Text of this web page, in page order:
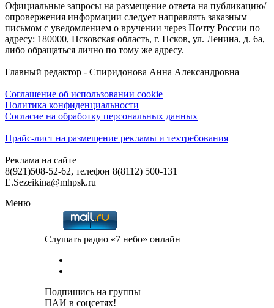
Официальные запросы на размещение ответа на публикацию/
опровержения информации следует направлять заказным
письмом с уведомлением о вручении через Почту России по
адресу: 180000, Псковская область, г. Псков, ул. Ленина, д. 6а,
либо обращаться лично по тому же адресу.
Главный редактор - Спиридонова Анна Александровна
Соглашение об использовании cookie
Политика конфиденциальности
Согласие на обработку персональных данных
Прайс-лист на размещение рекламы и техтребования
Реклама на сайте
8(921)508-52-62, телефон 8(8112) 500-131
E.Sezeikina@mhpsk.ru
Меню
Слушать радио «7 небо» онлайн
Подпишись на группы
ПАИ в соцсетях!